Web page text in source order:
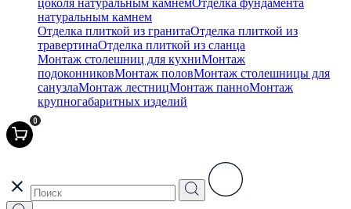
цоколя натуральным камнемОтделка фундамента
натуральным камнем
Отделка плиткой из гранитаОтделка плиткой из
травертинаОтделка плиткой из сланца
Монтаж столешниц для кухниМонтаж
подоконниковМонтаж половМонтаж столешницы для
санузлаМонтаж лестницМонтаж панноМонтаж
крупногабаритных изделий
0